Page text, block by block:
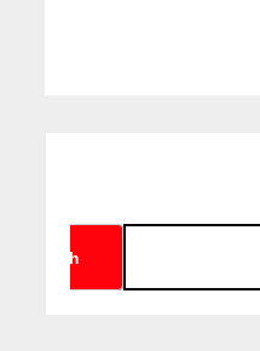
Search